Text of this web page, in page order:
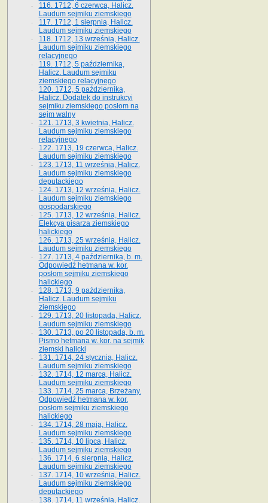
116. 1712, 6 czerwca, Halicz.
Laudum sejmiku ziemskiego
117. 1712, 1 sierpnia, Halicz.
Laudum sejmiku ziemskiego
118. 1712, 13 września, Halicz.
Laudum sejmiku ziemskiego
relacyjnego
119. 1712, 5 października,
Halicz. Laudum sejmiku
ziemskiego relacyjnego
120. 1712, 5 października,
Halicz. Dodatek do instrukcyi
sejmiku ziemskiego posłom na
sejm walny
121. 1713, 3 kwietnia, Halicz.
Laudum sejmiku ziemskiego
relacyjnego
122. 1713, 19 czerwca, Halicz.
Laudum sejmiku ziemskiego
123. 1713, 11 września, Halicz.
Laudum sejmiku ziemskiego
deputackiego
124. 1713, 12 września, Halicz.
Laudum sejmiku ziemskiego
gospodarskiego
125. 1713, 12 września, Halicz.
Elekcya pisarza ziemskiego
halickiego
126. 1713, 25 września, Halicz.
Laudum sejmiku ziemskiego
127. 1713, 4 października, b. m.
Odpowiedź hetmana w. kor.
posłom sejmiku ziemskiego
halickiego
128. 1713, 9 października,
Halicz. Laudum sejmiku
ziemskiego
129. 1713, 20 listopada, Halicz.
Laudum sejmiku ziemskiego
130. 1713, po 20 listopada, b. m.
Pismo hetmana w. kor. na sejmik
ziemski halicki
131. 1714, 24 stycznia, Halicz.
Laudum sejmiku ziemskiego
132. 1714, 12 marca, Halicz.
Laudum sejmiku ziemskiego
133. 1714, 25 marca, Brzeżany.
Odpowiedź hetmana w. kor.
posłom sejmiku ziemskiego
halickiego
134. 1714, 28 maja, Halicz.
Laudum sejmiku ziemskiego
135. 1714, 10 lipca, Halicz.
Laudum sejmiku ziemskiego
136. 1714, 6 sierpnia, Halicz.
Laudum sejmiku ziemskiego
137. 1714, 10 września, Halicz.
Laudum sejmiku ziemskiego
deputackiego
138. 1714, 11 września, Halicz.